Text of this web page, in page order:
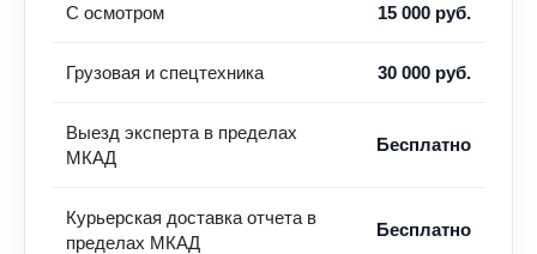
С осмотром 15 000 руб.
Грузовая и спецтехника 30 000 руб.
Выезд эксперта в пределах
МКАД
Бесплатно
Курьерская доставка отчета в
пределах МКАД
Бесплатно